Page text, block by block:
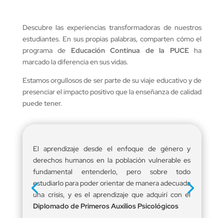
Descubre las experiencias transformadoras de nuestros
estudiantes. En sus propias palabras, comparten cómo el
programa de Educación Continua de la PUCEha
marcado la diferencia en sus vidas.
Estamos orgullosos de ser parte de su viaje educativo y de
presenciar el impacto positivo que la enseñanza de calidad
puede tener.
El aprendizaje desde el enfoque de género y
derechos humanos en la población vulnerable es
fundamental entenderlo, pero sobre todo
estudiarlo para poder orientar de manera adecuada
una crisis, y es el aprendizaje que adquirí con el
Diplomado de Primeros Auxilios Psicológicos